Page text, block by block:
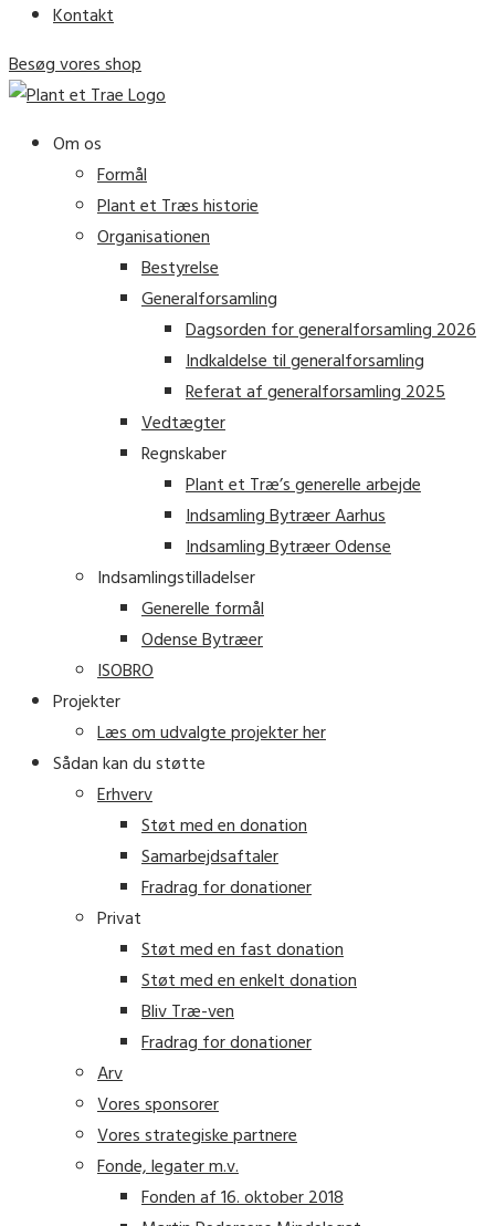
Kontakt
Besøg vores shop
Om os
Formål
Plant et Træs historie
Organisationen
Bestyrelse
Generalforsamling
Dagsorden for generalforsamling 2026
Indkaldelse til generalforsamling
Referat af generalforsamling 2025
Vedtægter
Regnskaber
Plant et Træ’s generelle arbejde
Indsamling Bytræer Aarhus
Indsamling Bytræer Odense
Indsamlingstilladelser
Generelle formål
Odense Bytræer
ISOBRO
Projekter
Læs om udvalgte projekter her
Sådan kan du støtte
Erhverv
Støt med en donation
Samarbejdsaftaler
Fradrag for donationer
Privat
Støt med en fast donation
Støt med en enkelt donation
Bliv Træ-ven
Fradrag for donationer
Arv
Vores sponsorer
Vores strategiske partnere
Fonde, legater m.v.
Fonden af 16. oktober 2018